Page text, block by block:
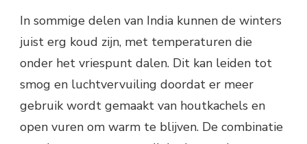
In sommige delen van India kunnen de winters
juist erg koud zijn, met temperaturen die
onder het vriespunt dalen. Dit kan leiden tot
smog en luchtvervuiling doordat er meer
gebruik wordt gemaakt van houtkachels en
open vuren om warm te blijven. De combinatie